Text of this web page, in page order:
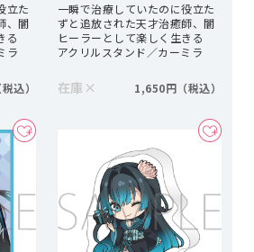
立た
、闇
る
ラ
一瞬で治療していたのに役立た
ずと追放された天才治癒師、闇
ヒーラーとして楽しく生きる
アクリルスタンド／カーミラ
在庫 × 1,650円